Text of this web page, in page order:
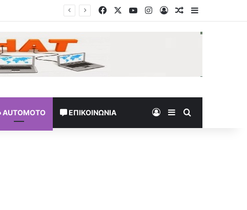
FacebookYouTubeInstagram
Log InRandom Article
Sidebar
AUTOMOTO ΕΠΙΚΟΙΝΩΝΊΑ Log InSidebar